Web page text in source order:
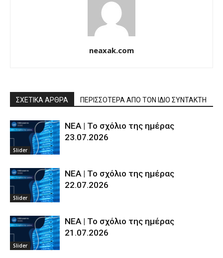
neaxak.com
ΣΧΕΤΙΚΑ ΑΡΘΡΑ ΠΕΡΙΣΣΟΤΕΡΑ ΑΠΟ ΤΟΝ ΙΔΙΟ ΣΥΝΤΑΚΤΗ
Slider
ΝΕΑ | Το σχόλιο της ημέρας
23.07.2026
Slider
ΝΕΑ | Το σχόλιο της ημέρας
22.07.2026
Slider
ΝΕΑ | Το σχόλιο της ημέρας
21.07.2026